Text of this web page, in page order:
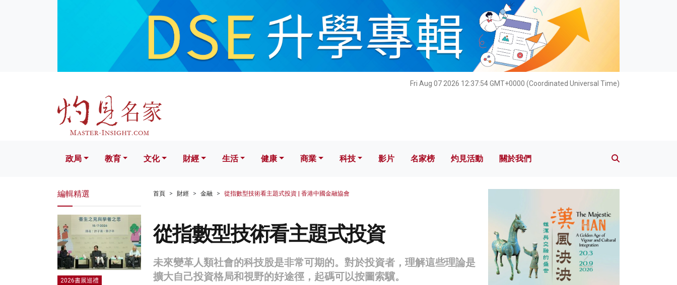
Fri Aug 07 2026 12:37:56 GMT+0000 (Coordinated Universal Time)
文化 財經 生活 健康 科技 影片 名家榜 灼見活動 關於我們
政局 教育 文化 財經 生活 健康 商業 科技 影片 名家榜 灼見活動 關於我們
首頁 財經 金融 從指數型技術看主題式投資 | 香港中國金融協會
從指數型技術看主題式投資
未來變革人類社會的科技股是非常可期的。對於投資者，理解這些理論是
擴大自己投資格局和視野的好途徑，起碼可以按圖索驥。
編輯精選
2026書展巡禮